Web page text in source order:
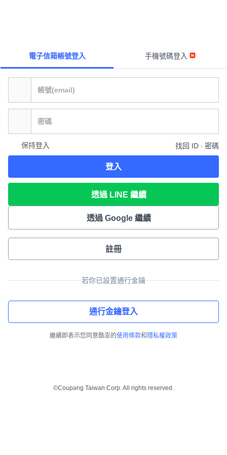
電子信箱帳號登入 手機號碼登入
保持登入 找回 ID ∙ 密碼
登入
透過 LINE 繼續
透過 Google 繼續
註冊
若你已設置通行金鑰
通行金鑰登入
繼續即表示您同意酷澎的使用條款和 隱私權政策
©Coupang Taiwan Corp. All rights reserved.